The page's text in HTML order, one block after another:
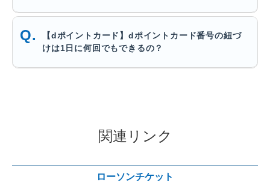
【dポイントカード】dポイントカード番号の紐づ
けは1日に何回でもできるの？
関連リンク
ローソンチケット